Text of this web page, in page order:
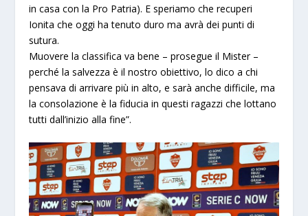
in casa con la Pro Patria). E speriamo che recuperi
Ionita che oggi ha tenuto duro ma avrà dei punti di
sutura.
Muovere la classifica va bene – prosegue il Mister –
perché la salvezza è il nostro obiettivo, lo dico a chi
pensava di arrivare più in alto, e sarà anche difficile, ma
la consolazione è la fiducia in questi ragazzi che lottano
tutti dall’inizio alla fine”.